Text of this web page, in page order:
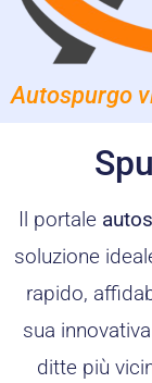
Autospurgo
Il portale
soluzione
rapido,
sua
ditte più